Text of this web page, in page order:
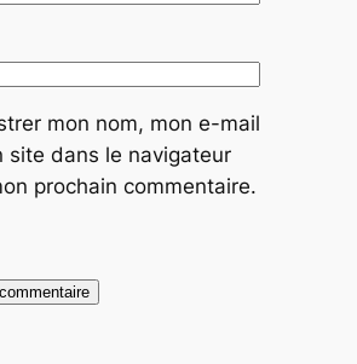
mon nom, mon e-mail
site dans le navigateur
prochain commentaire.